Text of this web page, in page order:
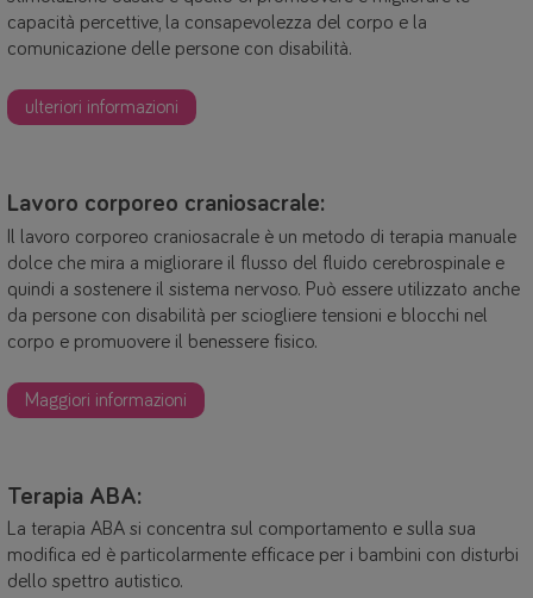
capacità percettive, la consapevolezza del corpo e la
comunicazione delle persone con disabilità.
ulteriori informazioni
Lavoro corporeo craniosacrale:
Il lavoro corporeo craniosacrale è un metodo di terapia manuale
dolce che mira a migliorare il flusso del fluido cerebrospinale e
quindi a sostenere il sistema nervoso. Può essere utilizzato anche
da persone con disabilità per sciogliere tensioni e blocchi nel
corpo e promuovere il benessere fisico.
Maggiori informazioni
Terapia ABA:
La terapia ABA si concentra sul comportamento e sulla sua
modifica ed è particolarmente efficace per i bambini con disturbi
dello spettro autistico.